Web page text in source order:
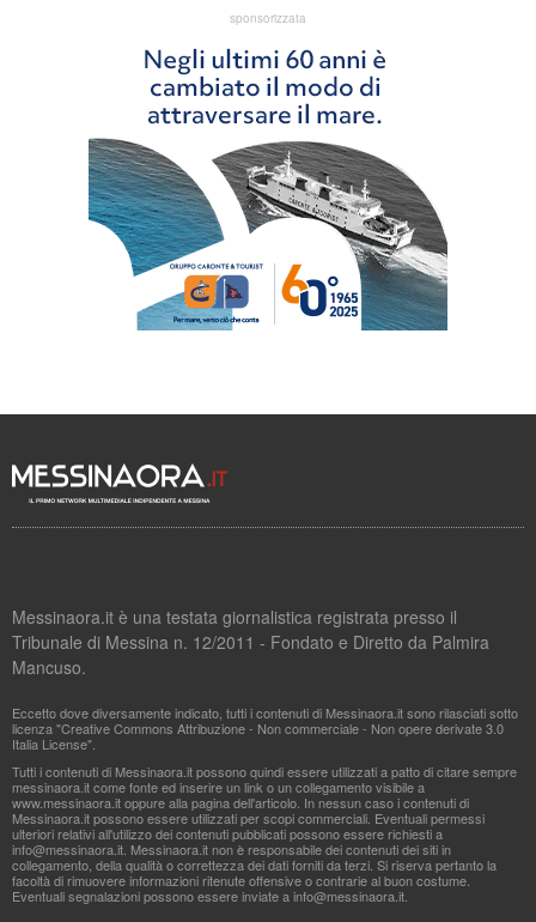
sponsorizzata
Messinaora.it è una testata giornalistica registrata presso il
Tribunale di Messina n. 12/2011 - Fondato e Diretto da Palmira
Mancuso.
Eccetto dove diversamente indicato, tutti i contenuti di Messinaora.it sono rilasciati sotto
licenza "Creative Commons Attribuzione - Non commerciale - Non opere derivate 3.0
Italia License".
Tutti i contenuti di Messinaora.it possono quindi essere utilizzati a patto di citare sempre
messinaora.it come fonte ed inserire un link o un collegamento visibile a
www.messinaora.it oppure alla pagina dell'articolo. In nessun caso i contenuti di
Messinaora.it possono essere utilizzati per scopi commerciali. Eventuali permessi
ulteriori relativi all'utilizzo dei contenuti pubblicati possono essere richiesti a
info@messinaora.it . Messinaora.it non è responsabile dei contenuti dei siti in
collegamento, della qualità o correttezza dei dati forniti da terzi. Si riserva pertanto la
facoltà di rimuovere informazioni ritenute offensive o contrarie al buon costume.
Eventuali segnalazioni possono essere inviate ainfo@messinaora.it